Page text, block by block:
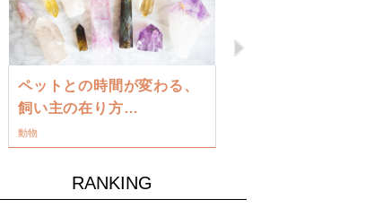
ペットとの時間が変わる、
飼い主の在り方…
動物
RANKING